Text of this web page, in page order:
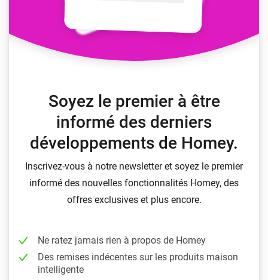
Soyez le premier à être
informé des derniers
développements de Homey.
Inscrivez-vous à notre newsletter et soyez le premier
informé des nouvelles fonctionnalités Homey, des
offres exclusives et plus encore.
Ne ratez jamais rien à propos de Homey
Des remises indécentes sur les produits maison
intelligente